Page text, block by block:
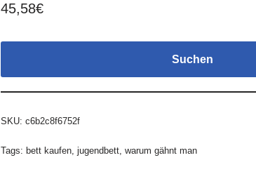
45,58€
Suchen
SKU: c6b2c8f6752f
Tags: bett kaufen, jugendbett, warum gähnt man